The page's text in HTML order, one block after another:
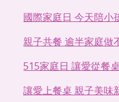
國際家庭日 今天陪小
親子共餐 逾半家庭做
515家庭日 讓愛從餐
讓愛上餐桌 親子美味